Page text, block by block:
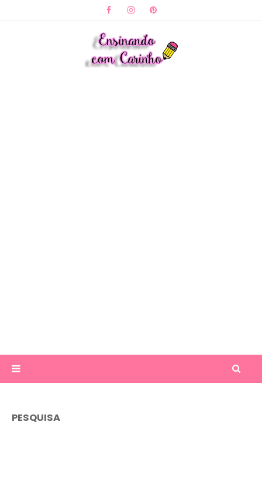
PESQUISA